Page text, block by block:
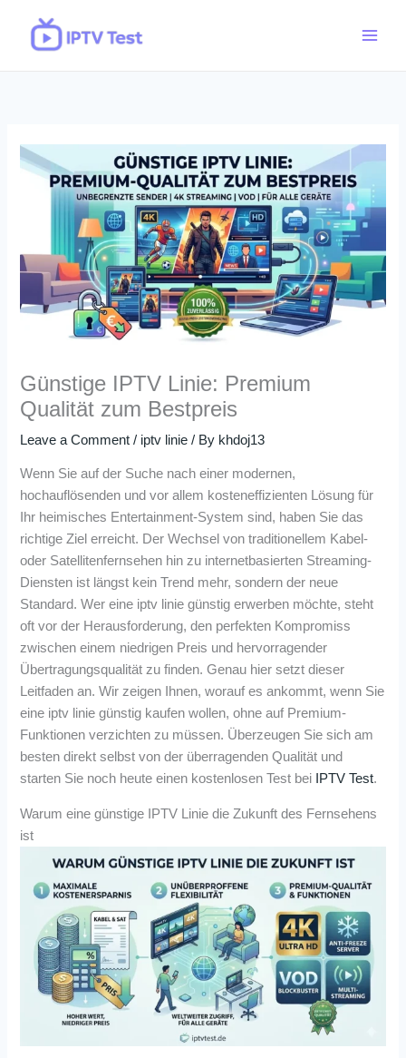
content
Günstige IPTV Linie: Premium
Qualität zum Bestpreis
Leave a Comment / iptv linie / By khdoj13
Wenn Sie auf der Suche nach einer modernen,
hochauflösenden und vor allem kosteneffizienten Lösung für
Ihr heimisches Entertainment-System sind, haben Sie das
richtige Ziel erreicht. Der Wechsel von traditionellem Kabel-
oder Satellitenfernsehen hin zu internetbasierten Streaming-
Diensten ist längst kein Trend mehr, sondern der neue
Standard. Wer eine iptv linie günstig erwerben möchte, steht
oft vor der Herausforderung, den perfekten Kompromiss
zwischen einem niedrigen Preis und hervorragender
Übertragungsqualität zu finden. Genau hier setzt dieser
Leitfaden an. Wir zeigen Ihnen, worauf es ankommt, wenn Sie
eine iptv linie günstig kaufen wollen, ohne auf Premium-
Funktionen verzichten zu müssen. Überzeugen Sie sich am
besten direkt selbst von der überragenden Qualität und
starten Sie noch heute einen kostenlosen Test bei
IPTV Test.
Warum eine günstige IPTV Linie die Zukunft des Fernsehens
ist